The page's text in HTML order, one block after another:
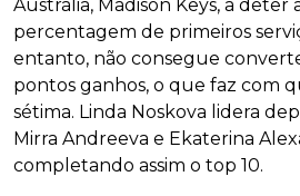
Austrália, Madison Keys, a deter
percentagem de primeiros
entanto, não consegue
pontos ganhos, o que faz com
sétima. Linda Noskova lidera
Mirra Andreeva e Ekaterina
completando assim o top 10.